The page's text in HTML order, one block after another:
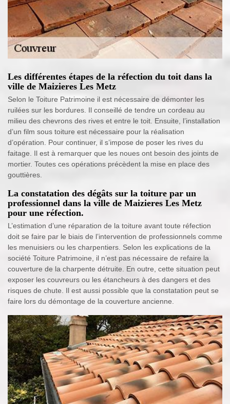
Les différentes étapes de la réfection du toit dans la
ville de Maizieres Les Metz
Selon le Toiture Patrimoine il est nécessaire de démonter les
ruilées sur les bordures. Il conseillé de tendre un cordeau au
milieu des chevrons des rives et entre le toit. Ensuite, l’installation
d’un film sous toiture est nécessaire pour la réalisation
d’opération. Pour continuer, il s’impose de poser les rives du
faitage. Il est à remarquer que les noues ont besoin des joints de
mortier. Toutes ces opérations précèdent la mise en place des
gouttières.
La constatation des dégâts sur la toiture par un
professionnel dans la ville de Maizieres Les Metz
pour une réfection.
L’estimation d’une réparation de la toiture avant toute réfection
doit se faire par le biais de l’intervention de professionnels comme
les menuisiers ou les charpentiers. Selon les explications de la
société Toiture Patrimoine, il n’est pas nécessaire de refaire la
couverture de la charpente détruite. En outre, cette situation peut
exposer les couvreurs ou les étancheurs à des dangers et des
risques de chute. Il est aussi possible que la constatation peut se
faire lors du démontage de la couverture ancienne.